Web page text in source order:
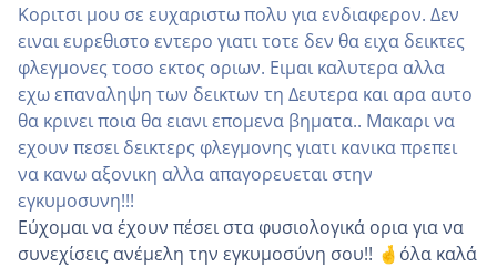
Κοριτσι μου σε ευχαριστω πολυ για ενδιαφερον. Δεν
ειναι ευρεθιστο εντερο γιατι τοτε δεν θα ειχα δεικτες
φλεγμονες τοσο εκτος οριων. Ειμαι καλυτερα αλλα
εχω επαναληψη των δεικτων τη Δευτερα και αρα αυτο
θα κρινει ποια θα ειανι επομενα βηματα.. Μακαρι να
εχουν πεσει δεικτερς φλεγμονης γιατι κανικα πρεπει
να κανω αξονικη αλλα απαγορευεται στην
εγκυμοσυνη!!!
Εύχομαι να έχουν πέσει στα φυσιολογικά ορια για να
συνεχίσεις ανέμελη την εγκυμοσύνη σου!! 🤞 όλα καλά